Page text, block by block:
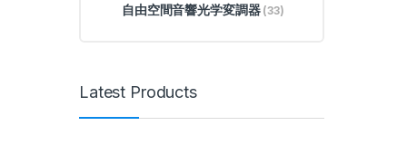
自由空間音響光学変調器 (33)
Latest Products